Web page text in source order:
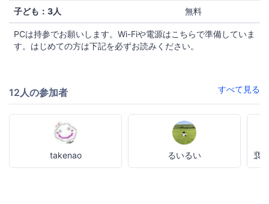
子ども：3人 無料
PCは持参でお願いします。Wi-Fiや電源はこちらで準備していま
す。はじめての方は下記を必ずお読みください。
12人の参加者 すべて見る
takenao るいるい 裵